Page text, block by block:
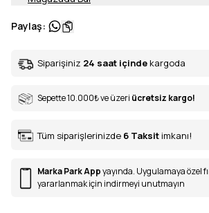
Paylaş:
Siparişiniz 24 saat içinde kargoda
Sepette 10.000₺ve üzeri ücretsiz kargo!
Tüm siparişlerinizde 6 Taksit imkanı!
Marka Park Appyayında. Uygulamaya özel
yararlanmak için indirmeyi unutmayın